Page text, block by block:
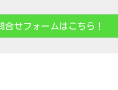
合せフォームはこちら！